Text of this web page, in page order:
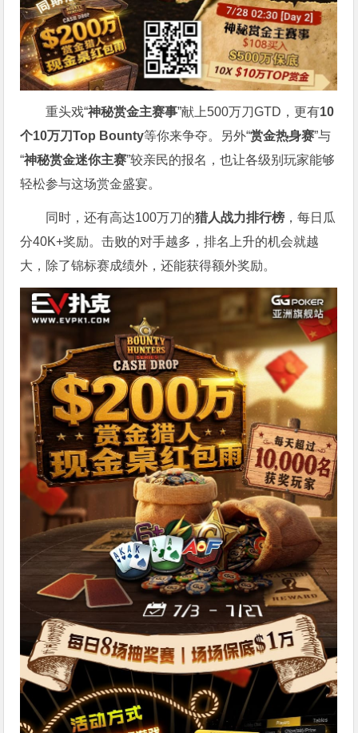
重头戏“神秘赏金主赛事”献上500万刀GTD，更有10
个10万刀Top Bounty等你来争夺。另外“赏金热身赛”与
“神秘赏金迷你主赛”较亲民的报名，也让各级别玩家能够
轻松参与这场赏金盛宴。
同时，还有高达100万刀的猎人战力排行榜 ，每日瓜
分40K+奖励。击败的对手越多，排名上升的机会就越
大，除了锦标赛成绩外，还能获得额外奖励。